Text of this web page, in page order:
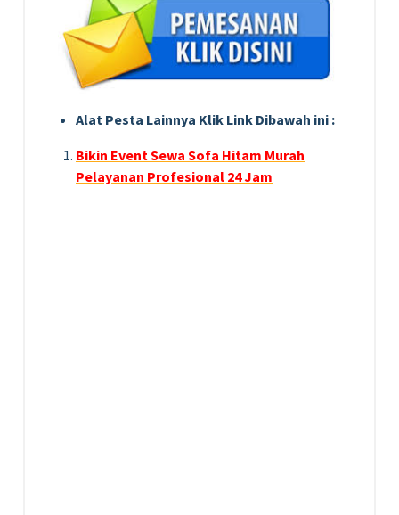
Alat Pesta Lainnya Klik Link Dibawah ini :
Bikin Event Sewa Sofa Hitam Murah
Pelayanan Profesional 24 Jam